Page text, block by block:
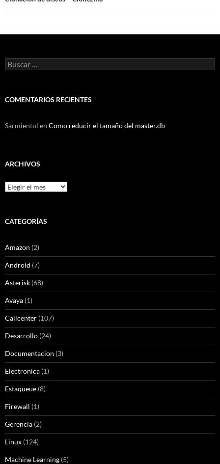
Buscar:
COMENTARIOS RECIENTES
Sarmientol en Como reducir el tamaño del master.db
ARCHIVOS
Archivos
CATEGORÍAS
Amazon (2)
Android (7)
Asterisk (68)
Avaya (1)
Callcenter (107)
Desarrollo (24)
Documentacion (3)
Electronica (1)
Estaqueue (8)
Firewall (1)
Gerencia (2)
Linux (124)
Machine Learning (5)